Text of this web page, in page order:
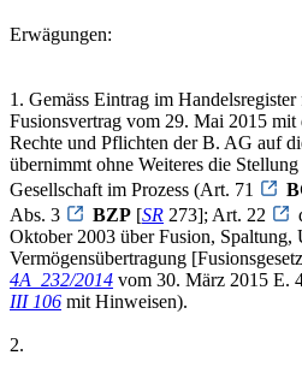
Erwägungen:
1. Gemäss Eintrag im
Fusionsvertrag vom 29. Mai 2015
Rechte und Pflichten der B. AG auf
übernimmt ohne Weiteres die
Gesellschaft im Prozess (Art. 71
Abs. 3
BZP [SR 273]; Art. 22
Oktober 2003 über Fusion, Spaltung,
Vermögensübertragung
4A_232/2014 vom 30. März 2015 E.
III 106 mit Hinweisen).
2.